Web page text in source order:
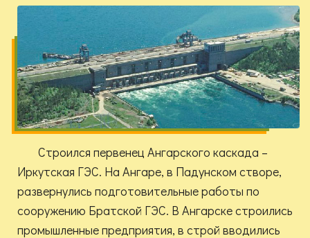
Строился первенец Ангарского каскада –
Иркутская ГЭС. На Ангаре, в Падунском створе,
развернулись подготовительные работы по
сооружению Братской ГЭС. В Ангарске строились
промышленные предприятия, в строй вводились